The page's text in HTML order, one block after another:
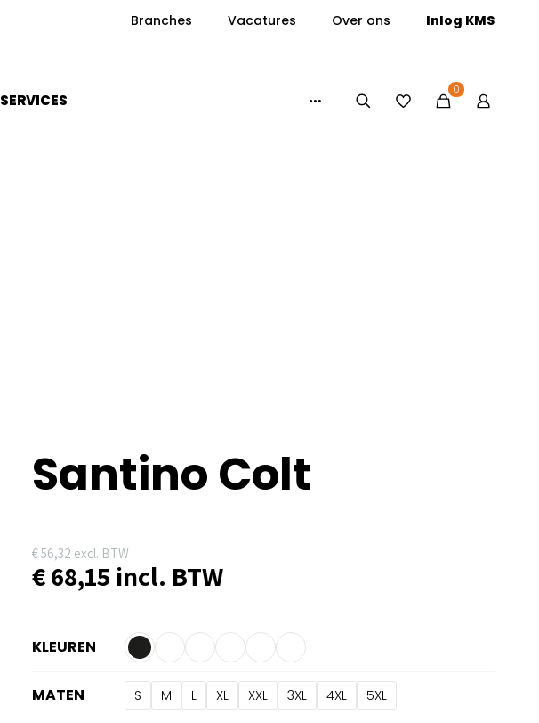
Branches Vacatures Over ons Inlog KMS
SERVICES
0
Santino Colt
€56,32 excl. BTW
€68,15 incl. BTW
KLEUREN
MATEN S M L XL XXL 3XL 4XL 5XL